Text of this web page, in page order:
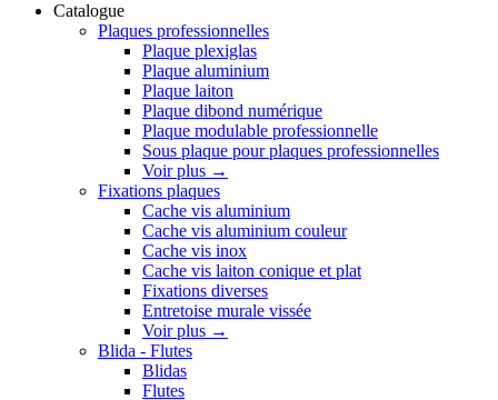
Catalogue
Plaques professionnelles
Plaque plexiglas
Plaque aluminium
Plaque laiton
Plaque dibond numérique
Plaque modulable professionnelle
Sous plaque pour plaques professionnelles
Voir plus →
Fixations plaques
Cache vis aluminium
Cache vis aluminium couleur
Cache vis inox
Cache vis laiton conique et plat
Fixations diverses
Entretoise murale vissée
Voir plus →
Blida - Flutes
Blidas
Flutes